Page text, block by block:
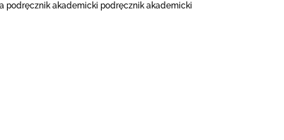
podręcznik akademicki podręcznik akademicki